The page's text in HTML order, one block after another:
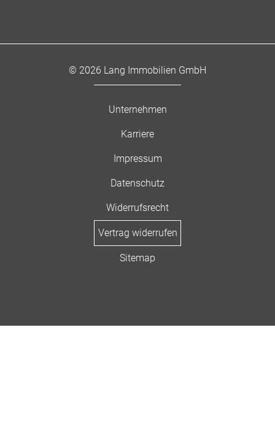
© 2026 Lang Immobilien GmbH
Unternehmen
Karriere
Impressum
Datenschutz
Widerrufsrecht
Vertrag widerrufen
Sitemap